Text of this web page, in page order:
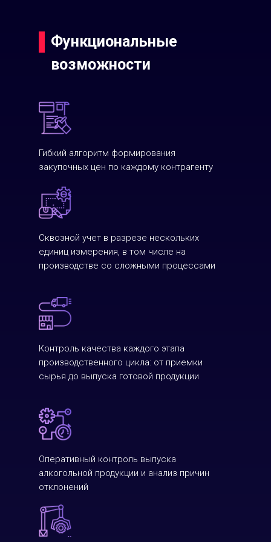
Функциональные
возможности
Гибкий алгоритм формирования
закупочных цен по каждому контрагенту
Сквозной учет в разрезе нескольких
единиц измерения, в том числе на
производстве со сложными процессами
Контроль качества каждого этапа
производственного цикла: от приемки
сырья до выпуска готовой продукции
Оперативный контроль выпуска
алкогольной продукции и анализ причин
отклонений